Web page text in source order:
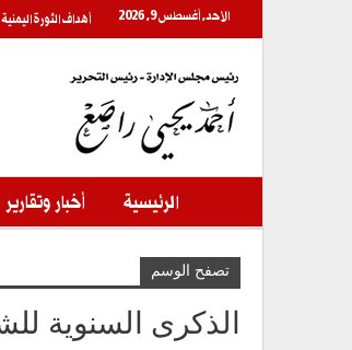
الأحد, أغسطس 9, 2026 أهداف الثورة اليمنية
الرئيسية أخبار وتقارير
تصفح الوسم
الذكرى السنوية